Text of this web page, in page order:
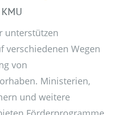
unterstützen
verschiedenen Wegen
von
Ministerien,
und weitere